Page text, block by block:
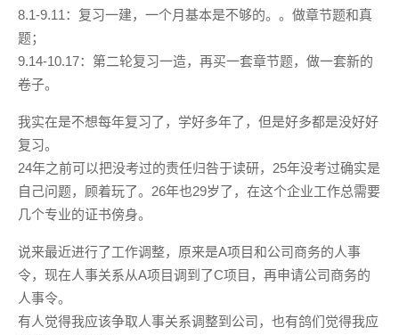
8.1-9.11：复习一建，一个月基本是不够的。。做章节题和真
题；
9.14-10.17：第二轮复习一造，再买一套章节题，做一套新的
卷子。
我实在是不想每年复习了，学好多年了，但是好多都是没好好
复习。
24年之前可以把没考过的责任归咎于读研，25年没考过确实是
自己问题，顾着玩了。26年也29岁了，在这个企业工作总需要
几个专业的证书傍身。
说来最近进行了工作调整，原来是A项目和公司商务的人事
令，现在人事关系从A项目调到了C项目，再申请公司商务的
人事令。
有人觉得我应该争取人事关系调整到公司，也有鸽们觉得我应